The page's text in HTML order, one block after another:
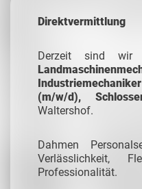
Direktvermittlung
Derzeit sind
(m/w/d),
Waltershof.
Dahmen
Verlässlichkeit,
Professionalität.